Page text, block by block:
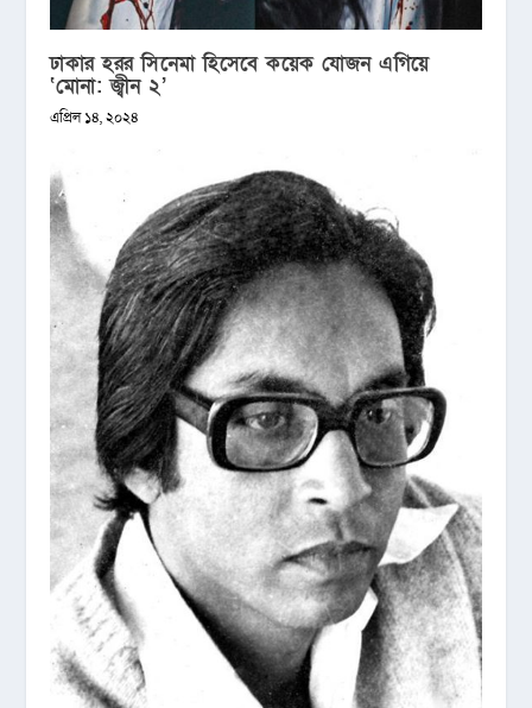
ঢাকার হরর সিনেমা হিসেবে কয়েক যোজন এগিয়ে
‘মোনা: জ্বীন ২’
এপ্রিল ১৪, ২০২৪